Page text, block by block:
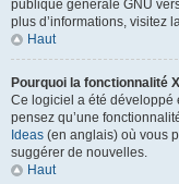
publique générale GNU
plus d’informations, visitez
Haut
Pourquoi la fonctionnalité
Ce logiciel a été développé
pensez qu’une
Ideas (en anglais) où vous
suggérer de nouvelles.
Haut